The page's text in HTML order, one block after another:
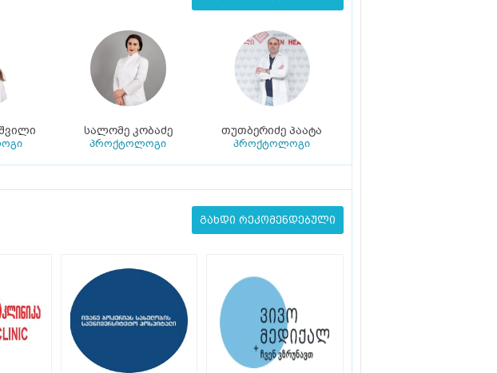
სალომე კობაძე
პროქტოლოგი
თუთბერიძე პაატა
პროქტოლოგი
გახდი რეკომენდებული